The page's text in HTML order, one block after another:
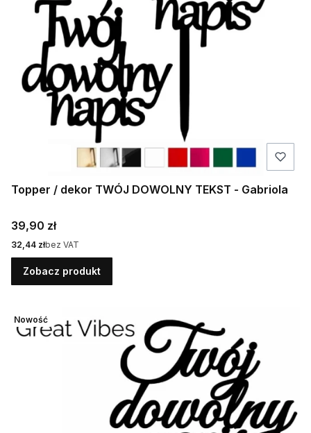
Topper / dekor TWÓJ DOWOLNY TEKST - Gabriola
Cena
39,90 zł
Cena
32,44 złbez VAT
Zobacz produkt
Nowość